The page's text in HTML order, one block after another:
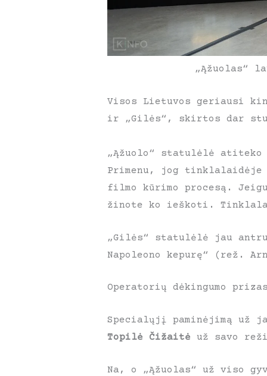
„Ąžuolas“
Visos Lietuvos geriausi
ir „Gilės“, skirtos dar
„Ąžuolo“ statulėlė atiteko
Primenu, jog tinklalaidėje
filmo kūrimo procesą.
žinote ko ieškoti.
„Gilės“ statulėlė jau
Napoleono kepurę“ (rež.
Operatorių dėkingumo
Specialųjį paminėjimą už
Topilė Čižaitė už savo
Na, o „Ąžuolas“ už viso